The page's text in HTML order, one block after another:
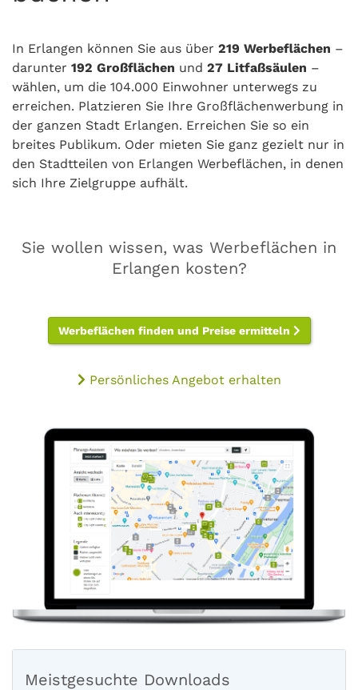
In Erlangen können Sie aus über 219 Werbeflächen –
darunter 192 Großflächen und 27 Litfaßsäulen –
wählen, um die 104.000 Einwohner unterwegs zu
erreichen. Platzieren Sie Ihre Großflächenwerbung in
der ganzen Stadt Erlangen. Erreichen Sie so ein
breites Publikum. Oder mieten Sie ganz gezielt nur in
den Stadtteilen von Erlangen Werbeflächen, in denen
sich Ihre Zielgruppe aufhält.
Sie wollen wissen, was Werbeflächen in
Erlangen kosten?
Werbeflächen finden und Preise ermitteln
Persönliches Angebot erhalten
Meistgesuchte Downloads